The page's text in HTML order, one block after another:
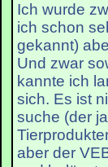
Ich wurde
ich schon
gekannt)
Und zwar
kannte ich
sich. Es ist
suche (der
aber der